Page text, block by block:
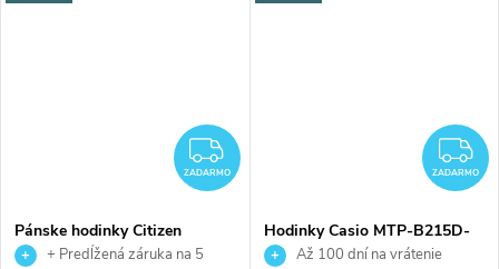
ZADARMO
ZADARMO
Pánske hodinky Citizen
NJ0230-59L
+ Predĺžená záruka na 5
ZADARMO
Hodinky Casio MTP-B215D-
2AVERAž 100 dní na vrátenie